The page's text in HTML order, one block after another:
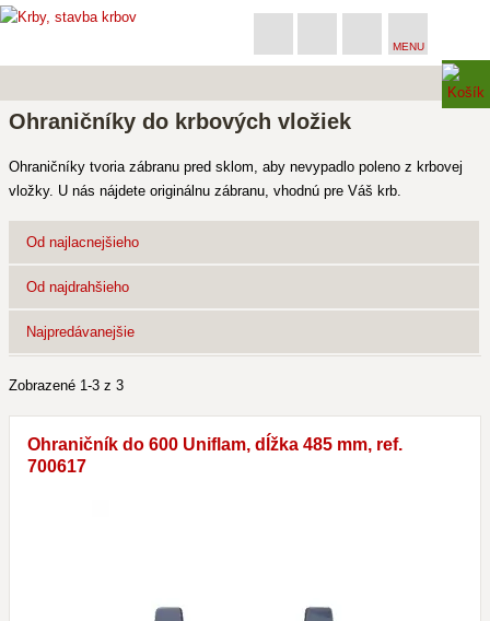
MENU
Ohraničníky do krbových vložiek
Ohraničníky tvoria zábranu pred sklom, aby nevypadlo poleno z krbovej
vložky. U nás nájdete originálnu zábranu, vhodnú pre Váš krb.
Od najlacnejšieho
Od najdrahšieho
Najpredávanejšie
Zobrazené 1-3 z 3
Ohraničník do 600 Uniflam, dĺžka 485 mm, ref.
700617